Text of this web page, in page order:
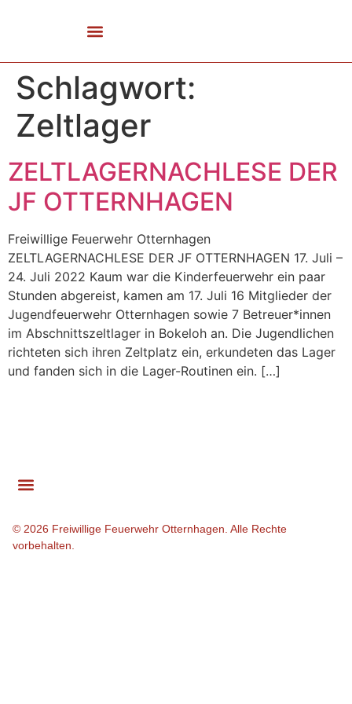
Schlagwort:
Zeltlager
ZELTLAGERNACHLESE DER
JF OTTERNHAGEN
Freiwillige Feuerwehr Otternhagen
ZELTLAGERNACHLESE DER JF OTTERNHAGEN 17. Juli –
24. Juli 2022 Kaum war die Kinderfeuerwehr ein paar
Stunden abgereist, kamen am 17. Juli 16 Mitglieder der
Jugendfeuerwehr Otternhagen sowie 7 Betreuer*innen
im Abschnittszeltlager in Bokeloh an. Die Jugendlichen
richteten sich ihren Zeltplatz ein, erkundeten das Lager
und fanden sich in die Lager-Routinen ein. […]
© 2026 Freiwillige Feuerwehr Otternhagen. Alle Rechte
vorbehalten.